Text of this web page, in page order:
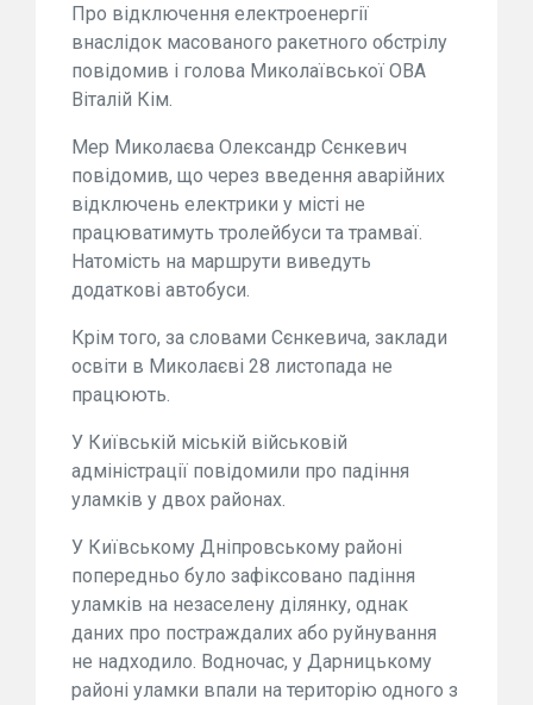
Про відключення електроенергії
внаслідок масованого ракетного обстрілу
повідомив і голова Миколаївської ОВА
Віталій Кім.
Мер Миколаєва Олександр Сєнкевич
повідомив, що через введення аварійних
відключень електрики у місті не
працюватимуть тролейбуси та трамваї.
Натомість на маршрути виведуть
додаткові автобуси.
Крім того, за словами Сєнкевича, заклади
освіти в Миколаєві 28 листопада не
працюють.
У Київській міській військовій
адміністрації повідомили про падіння
уламків у двох районах.
У Київському Дніпровському районі
попередньо було зафіксовано падіння
уламків на незаселену ділянку, однак
даних про постраждалих або руйнування
не надходило. Водночас, у Дарницькому
районі уламки впали на територію одного з